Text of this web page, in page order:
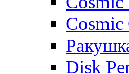
Disk